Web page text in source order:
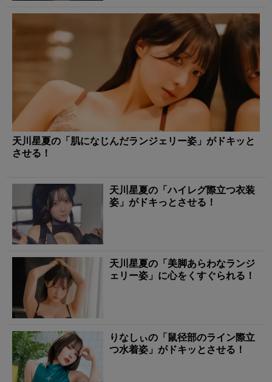
天川星夏の「肌になじんだランジェリー姿」がドキッと
させる！
天川星夏の「ハイレグ際立つ衣装
姿」がドキっとさせる！
天川星夏の「美脚あらわなランジ
ェリー姿」に心をくすぐられる！
りなしぃの「鼠径部のライン際立
つ水着姿」がドキッとさせる！